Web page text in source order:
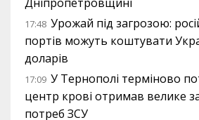
17:48 Урожай під загрозою:
портів можуть коштувати
доларів
17:09 У Тернополі терміново
центр крові отримав велике
потреб ЗСУ